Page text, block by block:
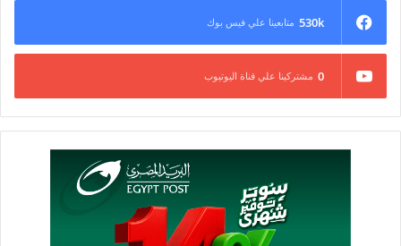
530k متابعينا علي فيس بوك
0 مشتركينا علي قناة اليوتيوب